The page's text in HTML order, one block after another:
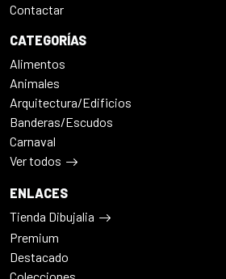
Contactar
CATEGORÍAS
Alimentos
Animales
Arquitectura/Edificios
Banderas/Escudos
Carnaval
Ver todos
ENLACES
Tienda Dibujalia
Premium
Destacado
Colecciones